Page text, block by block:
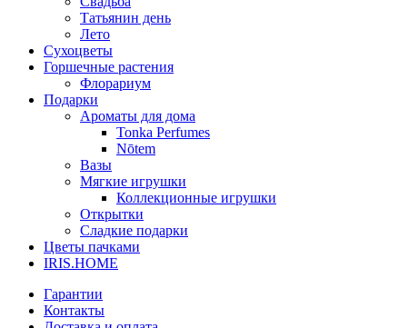
Татьянин день
Лето
Сухоцветы
Горшечные растения
Флорариум
Подарки
Ароматы для дома
Tonka Perfumes
Nōtem
Вазы
Мягкие игрушки
Коллекционные игрушки
Открытки
Сладкие подарки
Цветы пачками
IRIS.HOME
Гарантии
Контакты